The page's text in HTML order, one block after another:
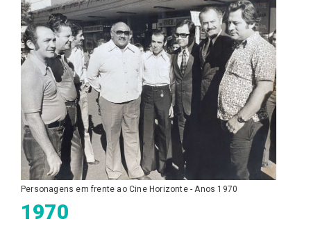
Personagens em frente ao Cine Horizonte - Anos 1970
1970